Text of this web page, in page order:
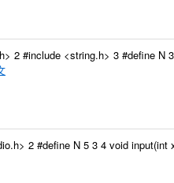
2 #include <string.h> 3 #define
2 #define N 5 3 4 void